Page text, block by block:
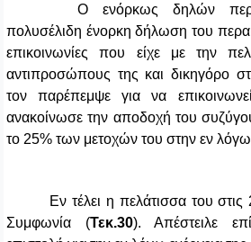
Ο ενόρκως δηλών
πολυσέλιδη ένορκη δήλωση του
επικοινωνίες που είχε με την
αντιπροσώπους της και δικηγόρο
τον παρέπεμψε για να
ανακοίνωσε την αποδοχή του
το 25% των μετοχών του στην εν λόγω
Εν τέλει η πελάτισσα του
Συμφωνία (Τεκ.30). Απέστειλε